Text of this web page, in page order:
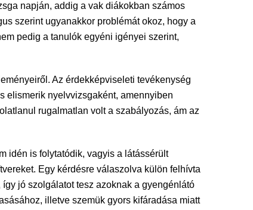
napján, addig a vak diákokban számos
szerint ugyanakkor problémát okoz, hogy a
pedig a tanulók egyéni igényei szerint,
Az érdekképviseleti tevékenység
elismerik nyelvvizsgaként, amennyiben
rugalmatlan volt a szabályozás, ám az
idén is folytatódik, vagyis a látássérült
Egy kérdésre válaszolva külön felhívta
jó szolgálatot tesz azoknak a gyengénlátó
illetve szemük gyors kifáradása miatt